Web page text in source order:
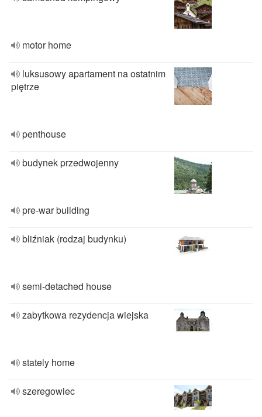
motor home
luksusowy apartament na ostatnim
piętrze
penthouse
budynek przedwojenny
pre-war building
bliźniak (rodzaj budynku)
semi-detached house
zabytkowa rezydencja wiejska
stately home
szeregowiec